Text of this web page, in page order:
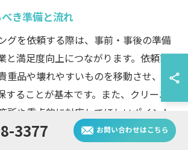
き準備と流れ
グを依頼する際は、事前・事後の準備
と満足度向上につながります。依頼前
重品や壊れやすいものを移動させ、作
することが基本です。また、クリーニ
所や重点的に対応してほしいポイント
ておくと、見積もり時や作業当日に伝
3377 お問い合わせはこちら